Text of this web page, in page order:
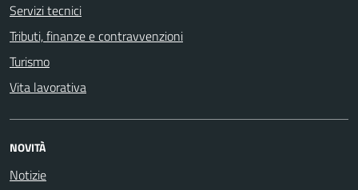
Servizi tecnici
Tributi, finanze e contravvenzioni
Turismo
Vita lavorativa
NOVITÀ
Notizie